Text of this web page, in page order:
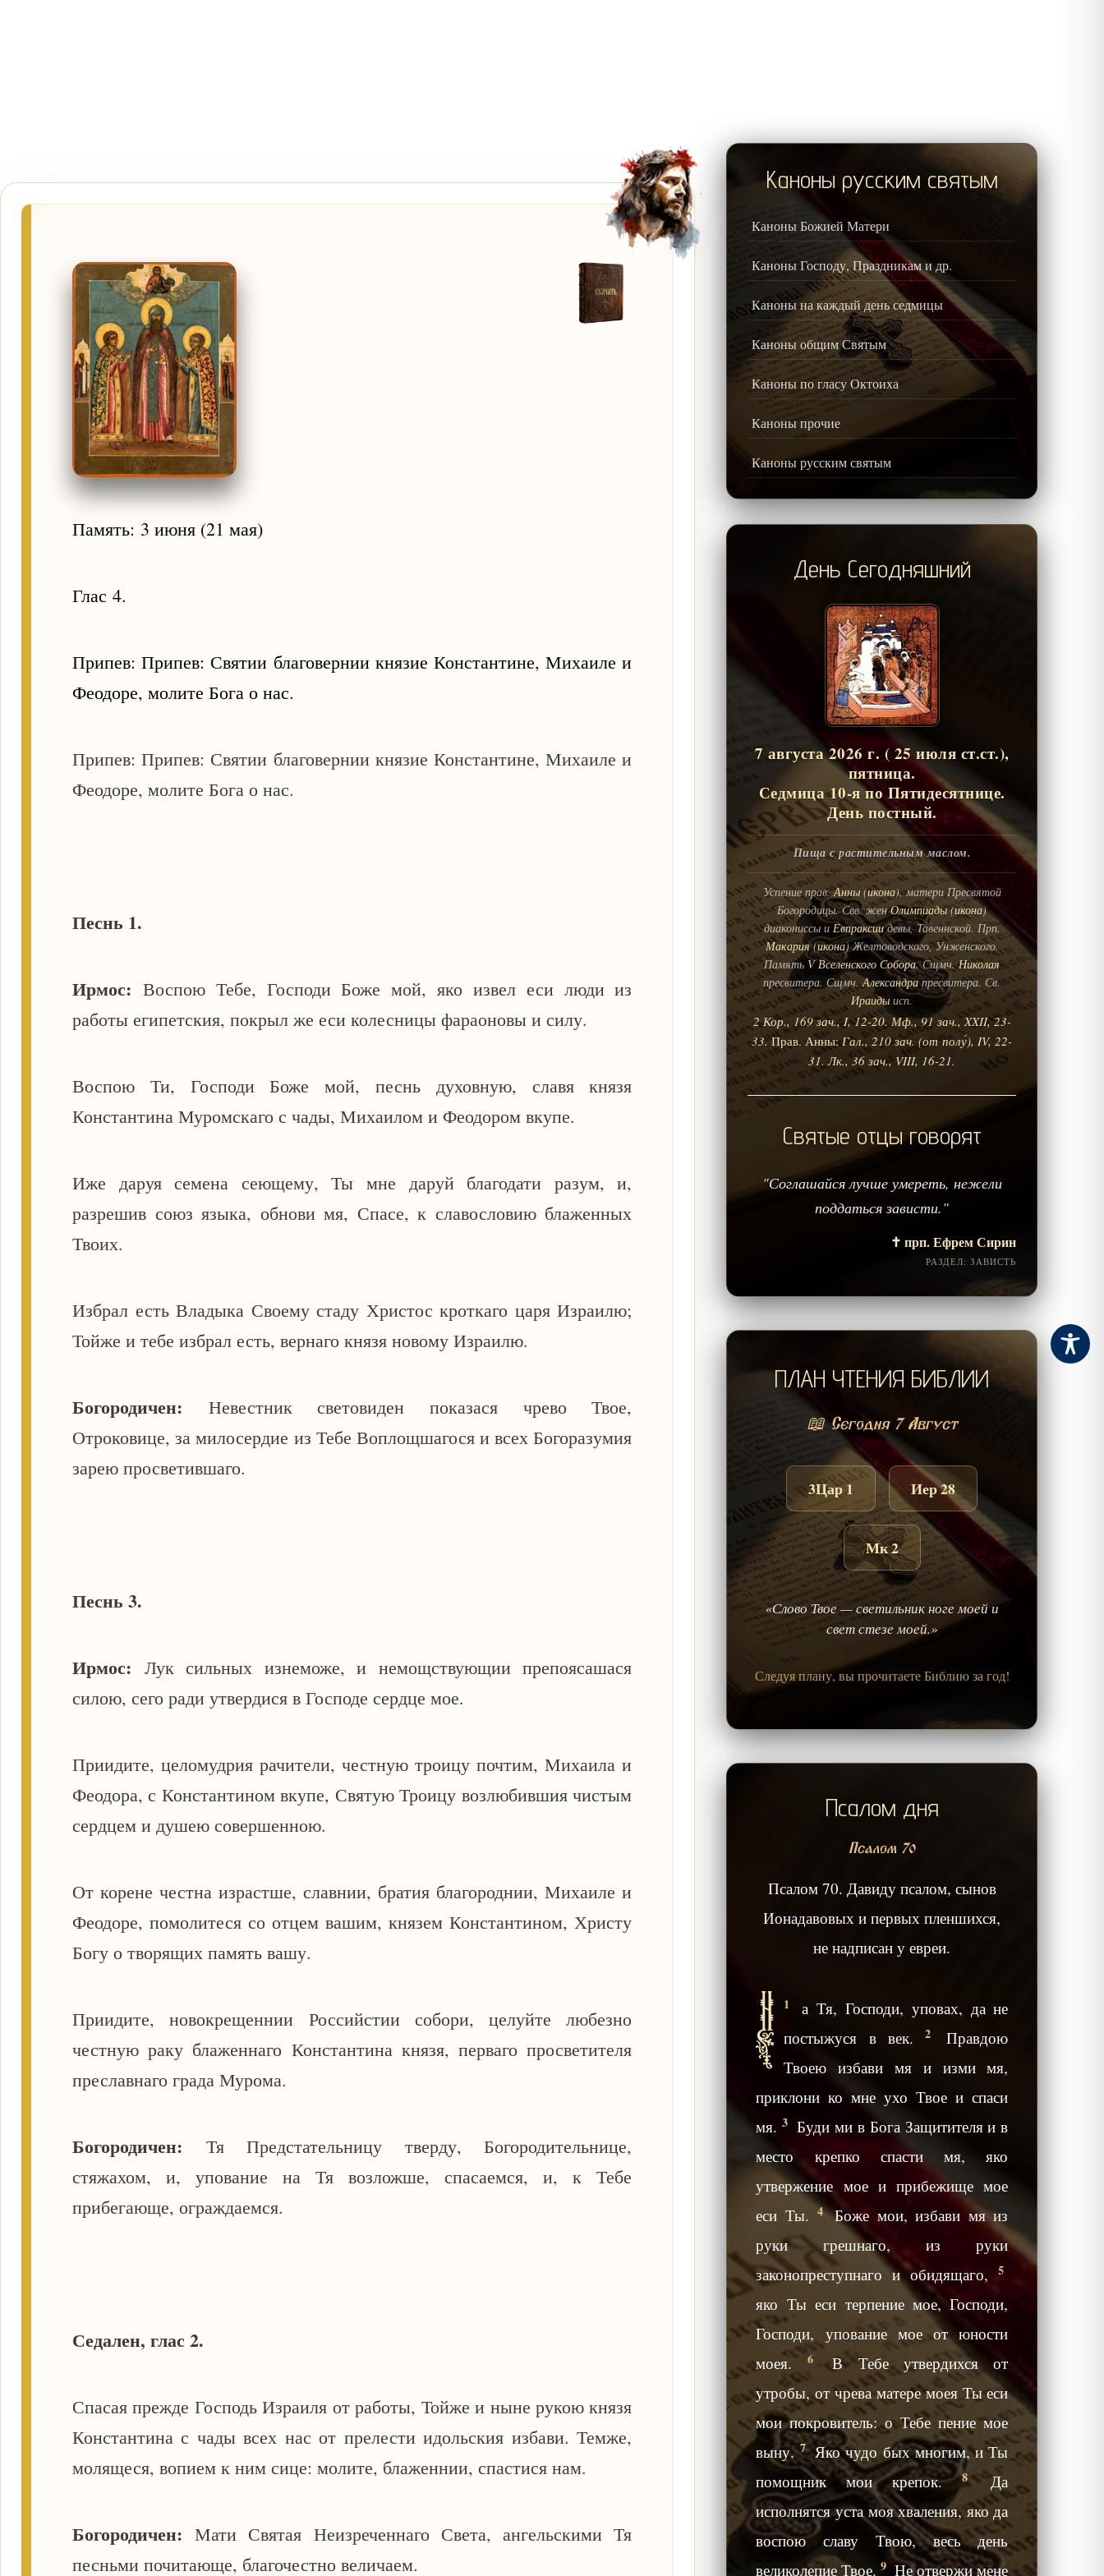
Память: 3 июня (21 мая)
Глас 4.
Припев: Припев: Святии благовернии князие Константине, Михаиле и
Феодоре, молите Бога о нас.
Припев: Припев: Святии благовернии князие Константине, Михаиле и
Феодоре, молите Бога о нас.
Песнь 1.
Ирмос: Воспою Тебе, Господи Боже мой, яко извел еси люди из
работы египетския, покрыл же еси колесницы фараоновы и силу.
Воспою Ти, Господи Боже мой, песнь духовную, славя князя
Константина Муромскаго с чады, Михаилом и Феодором вкупе.
Иже даруя семена сеющему, Ты мне даруй благодати разум, и,
разрешив союз языка, обнови мя, Спасе, к славословию блаженных
Твоих.
Избрал есть Владыка Своему стаду Христос кроткаго царя Израилю;
Тойже и тебе избрал есть, вернаго князя новому Израилю.
Богородичен: Невестник световиден показася чрево Твое,
Отроковице, за милосердие из Тебе Воплощшагося и всех Богоразумия
зарею просветившаго.
Песнь 3.
Ирмос: Лук сильных изнеможе, и немощствующии препоясашася
силою, сего ради утвердися в Господе сердце мое.
Приидите, целомудрия рачители, честную троицу почтим, Михаила и
Феодора, с Константином вкупе, Святую Троицу возлюбившия чистым
сердцем и душею совершенною.
От корене честна израстше, славнии, братия благороднии, Михаиле и
Феодоре, помолитеся со отцем вашим, князем Константином, Христу
Богу о творящих память вашу.
Приидите, новокрещеннии Российстии собори, целуйте любезно
честную раку блаженнаго Константина князя, перваго просветителя
преславнаго града Мурома.
Богородичен: Тя Предстательницу тверду, Богородительнице,
стяжахом, и, упование на Тя возложше, спасаемся, и, к Тебе
прибегающе, ограждаемся.
Седален, глас 2.
Спасая прежде Господь Израиля от работы, Тойже и ныне рукою князя
Константина с чады всех нас от прелести идольския избави. Темже,
молящеся, вопием к ним сице: молите, блаженнии, спастися нам.
Богородичен:Мати Святая Неизреченнаго Света, ангельскими Тя
песньми почитающе, благочестно величаем.
Каноны русским святым
Каноны Божией Матери
Каноны Господу, Праздникам и др.
Каноны на каждый день седмицы
Каноны общим Святым
Каноны по гласу Октоиха
Каноны прочие
Каноны русским святым
День Сегодняшний
7 августа 2026 г. ( 25 июля ст.ст.),
пятница.
Седмица 10-я по Пятидесятнице.
День постный.
Пища с растительным маслом.
Успение прав.Анны(икона), матери Пресвятой
Богородицы. Свв. женОлимпиады (икона)
диакониссы иЕвпраксиидевы, Тавеннской. Прп.
Макария(икона) Желтоводского, Унженского.
Память V Вселенского Собора. Сщмч.Николая
пресвитера. Сщмч.Александрапресвитера. Св.
Ираиды исп.
2 Кор., 169 зач., I, 12-20. Мф., 91 зач., XXII, 23-
33. Прав. Анны: Гал., 210 зач. (от полу́), IV, 22-
31. Лк., 36 зач., VIII, 16-21.
Святые отцы говорят
"Соглашайся лучше умереть, нежели
поддаться зависти."
✝️ прп. Ефрем Сирин
РАЗДЕЛ: ЗАВИСТЬ
ПЛАН ЧТЕНИЯ БИБЛИИ
📖 Сегодня 7 Август
3Цар 1 Иер 28
Мк 2
«Слово Твое — светильник ноге моей и
свет стезе моей.»
Следуя плану, вы прочитаете Библию за год!
Псалом дня
Псалом 70
Псалом 70. Давиду псалом, сынов
Ионадавовых и первых пленшихся,
не надписан у евреи.
1
Н
а Тя, Господи, уповах, да не
постыжуся в век.2
Правдою
Твоею избави мя и изми мя,
приклони ко мне ухо Твое и спаси
мя.3 Буди ми в Бога Защитителя и в
место крепко спасти мя, яко
утвержение мое и прибежище мое
еси Ты. 4 Боже мои, избави мя из
руки грешнаго, из руки
законопреступнаго и обидящаго,5
яко Ты еси терпение мое, Господи,
Господи, упование мое от юности
моея.
6
В Тебе утвердихся от
утробы, от чрева матере моея Ты еси
мои покровитель: о Тебе пение мое
выну.7 Яко чудо бых многим, и Ты
помощник мои крепок.8 Да
исполнятся уста моя хваления, яко да
воспою славу Твою, весь день
великолепие Твое.9 Не отвержи мене